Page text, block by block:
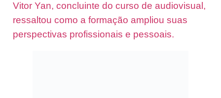
Vitor Yan, concluinte do curso de audiovisual,
ressaltou como a formação ampliou suas
perspectivas profissionais e pessoais.